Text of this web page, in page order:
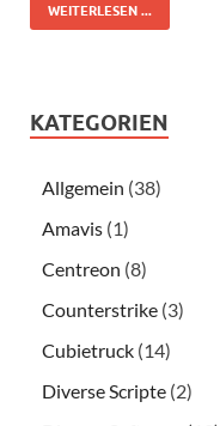
WEITERLESEN ...
KATEGORIEN
Allgemein (38)
Amavis (1)
Centreon (8)
Counterstrike (3)
Cubietruck (14)
Diverse Scripte (2)